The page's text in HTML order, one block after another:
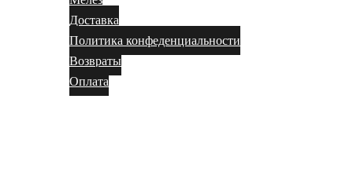
Доставка
Политика конфеденциальности
Возвраты
Оплата